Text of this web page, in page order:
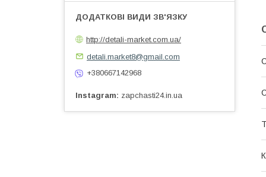
http://detali-market.com.ua/
detali.market8@gmail.com
+380667142968
Instagram zapchasti24.in.ua